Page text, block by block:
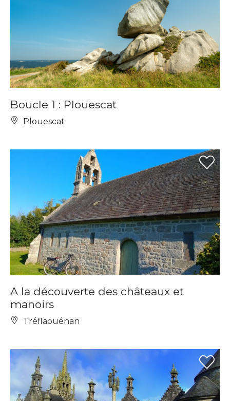
Boucle 1 : Plouescat
Plouescat
A la découverte des châteaux et
manoirs
Tréflaouénan